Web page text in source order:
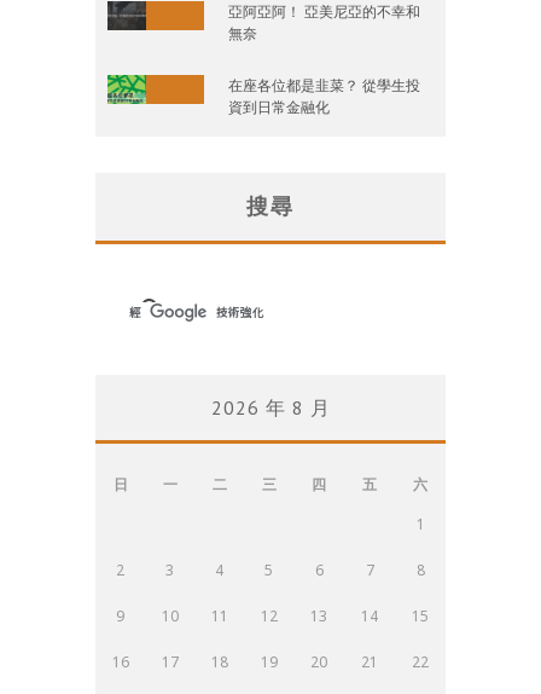
亞阿亞阿！ 亞美尼亞的不幸和
無奈
在座各位都是韭菜？ 從學生投
資到日常金融化
搜尋
2026 年 8 月
日 一 二 三 四 五
六
1
2 3 4 5 6 7 8
9 10 11 12 13 14 15
16 17 18 19 20 21 22